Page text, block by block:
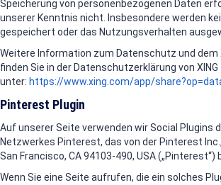
Speicherung von personenbezogenen Daten
unserer Kenntnis nicht. Insbesondere werden
gespeichert oder das Nutzungsverhalten
Weitere Information zum Datenschutz und dem
finden Sie in der Datenschutzerklärung von XING
unter: https://www.xing.com/app/
Pinterest Plugin
Auf unserer Seite verwenden wir Social Plugins
Netzwerkes Pinterest, das von der Pinterest
San Francisco, CA 94103-490, USA („Pinterest“)
Wenn Sie eine Seite aufrufen, die ein solches